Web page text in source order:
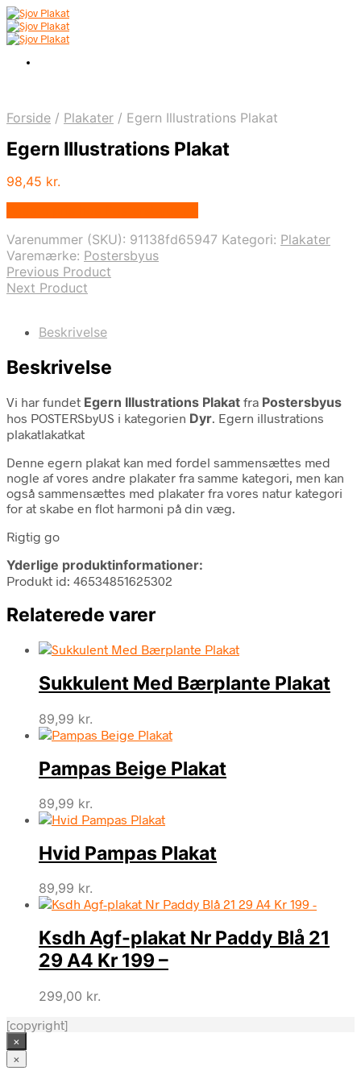
Forside / Plakater / Egern Illustrations Plakat
Egern Illustrations Plakat
98,45 kr.
Varenummer (SKU): 91138fd65947 Kategori: Plakater
Varemærke: Postersbyus
Previous Product
Next Product
Beskrivelse
Beskrivelse
Vi har fundet Egern Illustrations Plakat fra Postersbyus
hos POSTERSbyUS i kategorien Dyr. Egern illustrations
plakatlakatkat
Denne egern plakat kan med fordel sammensættes med
nogle af vores andre plakater fra samme kategori, men kan
også sammensættes med plakater fra vores natur kategori
for at skabe en flot harmoni på din væg.
Rigtig go
Yderlige produktinformationer:
Produkt id: 46534851625302
Relaterede varer
Sukkulent Med Bærplante Plakat
89,99 kr.
Pampas Beige Plakat
89,99 kr.
Hvid Pampas Plakat
89,99 kr.
Ksdh Agf-plakat Nr Paddy Blå 21
29 A4 Kr 199 –
299,00 kr.
[copyright]
×
×